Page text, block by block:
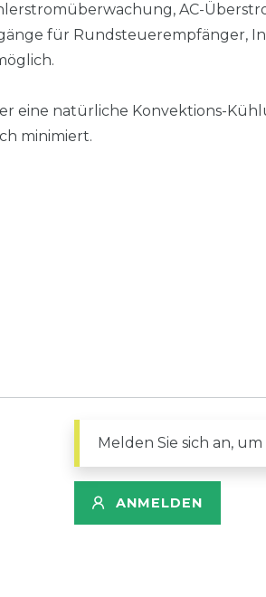
AC-
für Rundsteuerempfänger,
eine natürliche Konvektions-
minimiert.
Melden Sie sich an,
ANMELDEN